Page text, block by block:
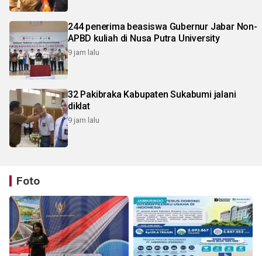
244 penerima beasiswa Gubernur Jabar Non-
APBD kuliah di Nusa Putra University
9 jam lalu
32 Pakibraka Kabupaten Sukabumi jalani
diklat
9 jam lalu
Foto